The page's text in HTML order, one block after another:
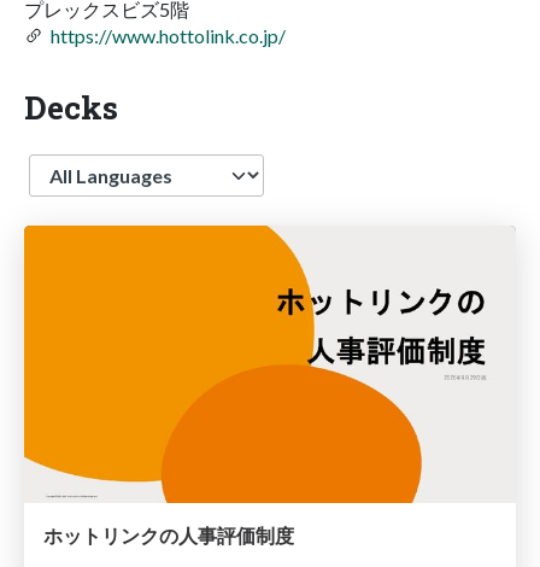
プレックスビズ5階
https://www.hottolink.co.jp/
Decks
Language
ホットリンクの人事評価制度